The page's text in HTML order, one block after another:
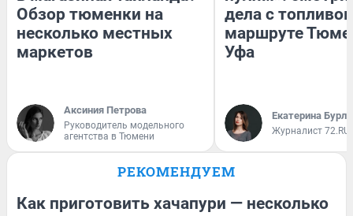
Обзор тюменки на
несколько местных
маркетов
Аксиния Петрова
Руководитель модельного
агентства в Тюмени
дела с
маршруте
Уфа
Екатерина
Журналист 72.RU
РЕКОМЕНДУЕМ
Как приготовить хачапури — несколько